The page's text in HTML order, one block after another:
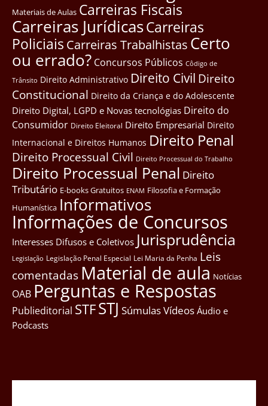
Materiais de Aulas Carreiras Fiscais
Carreiras JurídicasCarreiras
Policiais Carreiras Trabalhistas Certo
ou errado? Concursos Públicos Côdigo de
Trânsito Direito Administrativo Direito Civil Direito
Constitucional Direito da Criança e do Adolescente
Direito Digital, LGPD e Novas tecnológias Direito do
Consumidor Direito Eleitoral Direito Empresarial Direito
Internacional e Direitos Humanos Direito Penal
Direito Processual Civil Direito Processual do Trabalho
Direito Processual Penal Direito
Tributário E-books Gratuitos ENAM Filosofia e Formação
Humanística Informativos
Informações de Concursos
Interesses Difusos e Coletivos Jurisprudência
Legislação Legislação Penal Especial Lei Maria da Penha Leis
comentadas Material de aula Notícias
OAB Perguntas e Respostas
Publieditorial STFSTJ SúmulasVídeos Áudio e
Podcasts